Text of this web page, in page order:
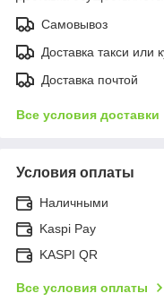
Самовывоз
Доставка такси или
Доставка почтой
Все условия доставки
Условия оплаты
Наличными
Kaspi Pay
KASPI QR
Все условия оплаты